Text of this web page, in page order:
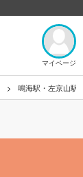
マイページ
鳴海駅・左京山駅